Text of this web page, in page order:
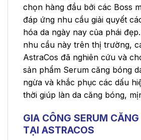
chọn hàng đầu bởi các Boss
đáp ứng nhu cầu giải quyết
hóa da ngày nay của phái
nhu cầu này trên thị trường,
AstraCos đã nghiên cứu và
sản phẩm Serum căng bóng
ngừa và khắc phục các dấu
thời giúp làn da căng bóng,
GIA CÔNG SERUM
TẠI ASTRACOS